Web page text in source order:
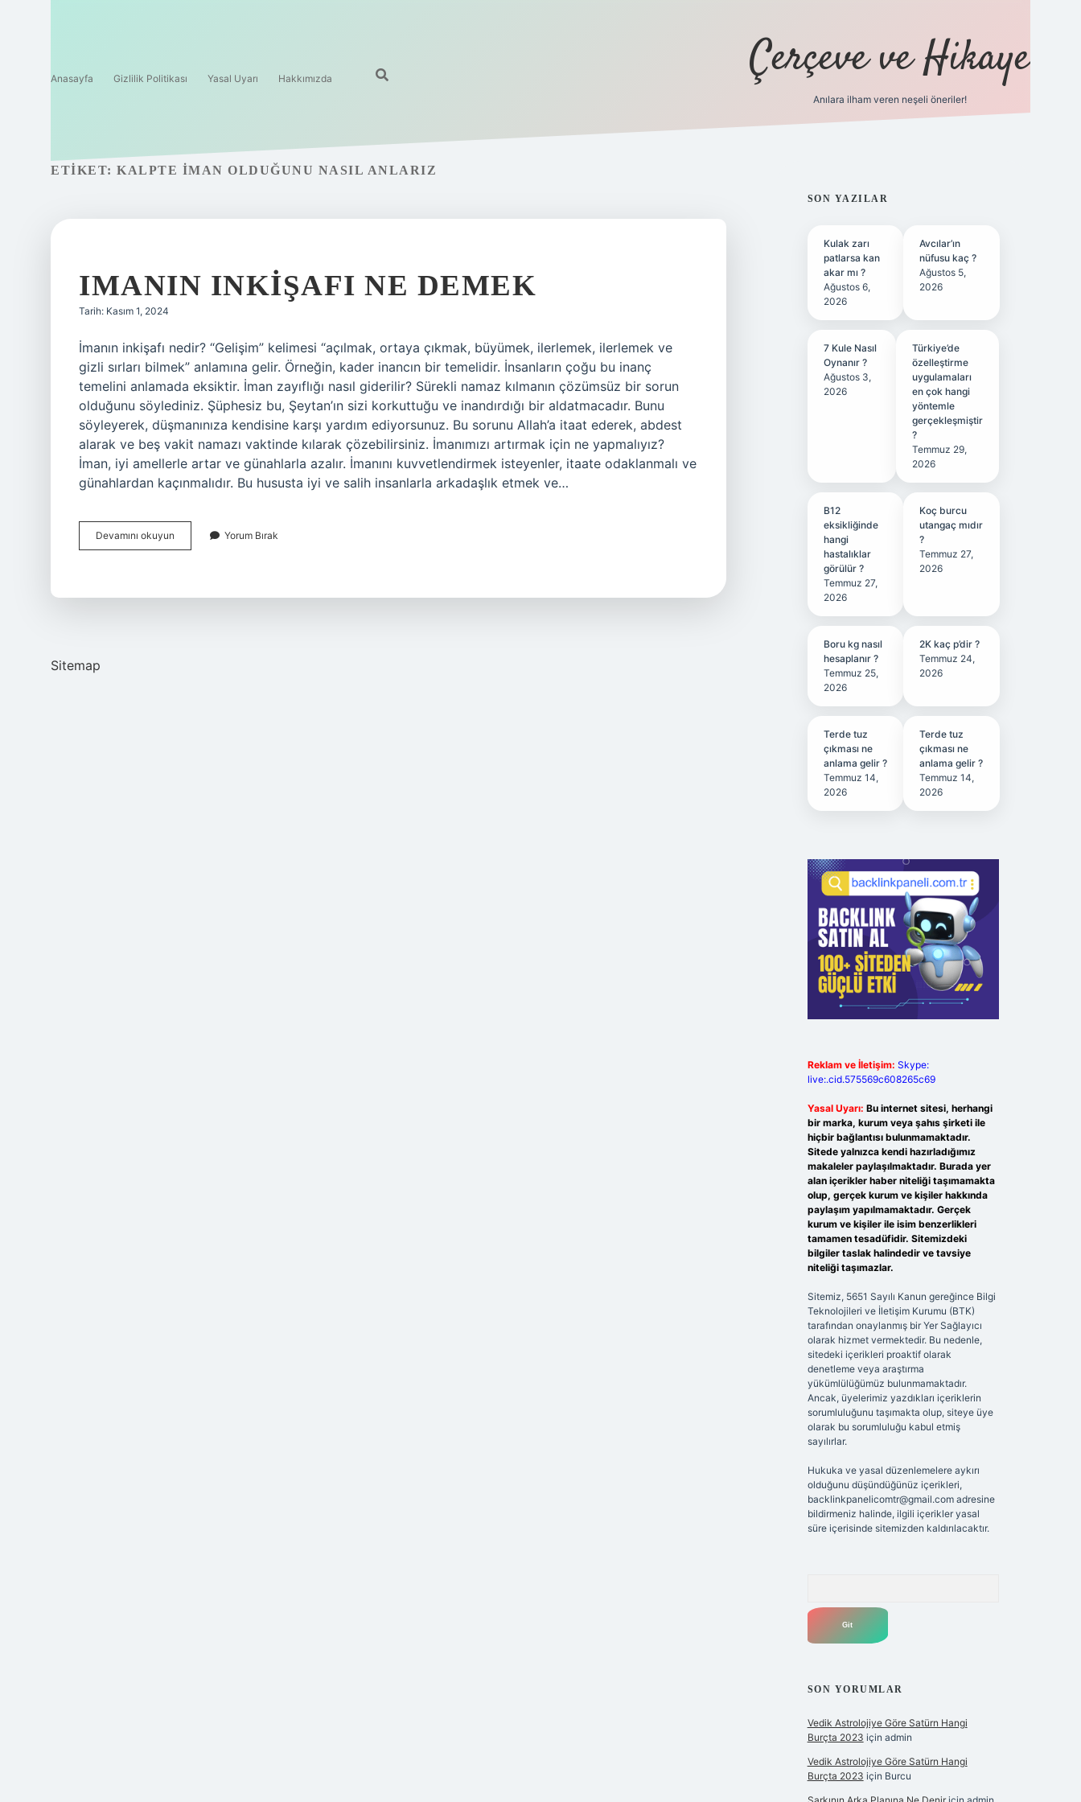
Anasayfa Gizlilik Politikası Yasal Uyarı Hakkımızda Çerçeve ve Hikaye
Anılara ilham veren neşeli öneriler!
ETIKET: KALPTE IMAN OLDUĞUNU NASIL ANLARIZ
IMANIN INKIŞAFI NE DEMEK
Tarih: Kasım 1, 2024
İmanın inkişafı nedir? “Gelişim” kelimesi “açılmak, ortaya çıkmak, büyümek, ilerlemek, ilerlemek ve
gizli sırları bilmek” anlamına gelir. Örneğin, kader inancın bir temelidir. İnsanların çoğu bu inanç
temelini anlamada eksiktir. İman zayıflığı nasıl giderilir? Sürekli namaz kılmanın çözümsüz bir sorun
olduğunu söylediniz. Şüphesiz bu, Şeytan’ın sizi korkuttuğu ve inandırdığı bir aldatmacadır. Bunu
söyleyerek, düşmanınıza kendisine karşı yardım ediyorsunuz. Bu sorunu Allah’a itaat ederek, abdest
alarak ve beş vakit namazı vaktinde kılarak çözebilirsiniz. İmanımızı artırmak için ne yapmalıyız?
İman, iyi amellerle artar ve günahlarla azalır. İmanını kuvvetlendirmek isteyenler, itaate odaklanmalı ve
günahlardan kaçınmalıdır. Bu hususta iyi ve salih insanlarla arkadaşlık etmek ve…
Devamını okuyun
Inkişafı
Yorum Bırak
Sitemap
SIDEBAR
SON YAZILAR
Kulak zarı
patlarsa kan
akar mı ?
Ağustos 6,
2026
Avcılar’ın
nüfusu kaç ?
Ağustos 5,
2026
7 Kule Nasıl
Oynanır ?
Ağustos 3,
2026
Türkiye’de
özelleştirme
uygulamaları
en çok hangi
yöntemle
gerçekleşmiştir
?
Temmuz 29,
2026
B12
eksikliğinde
hangi
hastalıklar
görülür ?
Temmuz 27,
2026
Koç burcu
utangaç mıdır
?
Temmuz 27,
2026
Boru kg nasıl
hesaplanır ?
Temmuz 25,
2026
2K kaç p’dir ?
Temmuz 24,
2026
Terde tuz
çıkması ne
anlama gelir ?
Temmuz 14,
2026
Terde tuz
çıkması ne
anlama gelir ?
Temmuz 14,
2026
Reklam ve İletişim: Skype:
live:.cid.575569c608265c69
Yasal Uyarı: Bu internet sitesi, herhangi
bir marka, kurum veya şahıs şirketi ile
hiçbir bağlantısı bulunmamaktadır.
Sitede yalnızca kendi hazırladığımız
makaleler paylaşılmaktadır. Burada yer
alan içerikler haber niteliği taşımamakta
olup, gerçek kurum ve kişiler hakkında
paylaşım yapılmamaktadır. Gerçek
kurum ve kişiler ile isim benzerlikleri
tamamen tesadüfidir. Sitemizdeki
bilgiler taslak halindedir ve tavsiye
niteliği taşımazlar.
Sitemiz, 5651 Sayılı Kanun gereğince Bilgi
Teknolojileri ve İletişim Kurumu (BTK)
tarafından onaylanmış bir Yer Sağlayıcı
olarak hizmet vermektedir. Bu nedenle,
sitedeki içerikleri proaktif olarak
denetleme veya araştırma
yükümlülüğümüz bulunmamaktadır.
Ancak, üyelerimiz yazdıkları içeriklerin
sorumluluğunu taşımakta olup, siteye üye
olarak bu sorumluluğu kabul etmiş
sayılırlar.
Hukuka ve yasal düzenlemelere aykırı
olduğunu düşündüğünüz içerikleri,
backlinkpanelicomtr@gmail.comadresine
bildirmeniz halinde, ilgili içerikler yasal
süre içerisinde sitemizden kaldırılacaktır.
SON YORUMLAR
Vedik Astrolojiye Göre Satürn Hangi
Burçta 2023 için admin
Vedik Astrolojiye Göre Satürn Hangi
Burçta 2023 için Burcu